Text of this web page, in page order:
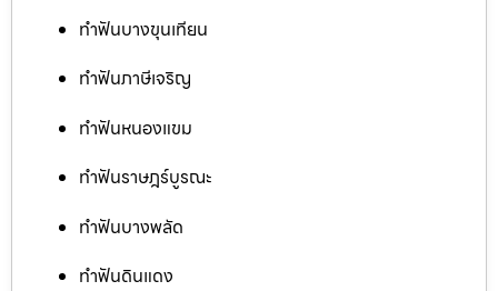
ทำฟันบางขุนเทียน
ทำฟันภาษีเจริญ
ทำฟันหนองแขม
ทำฟันราษฎร์บูรณะ
ทำฟันบางพลัด
ทำฟันดินแดง